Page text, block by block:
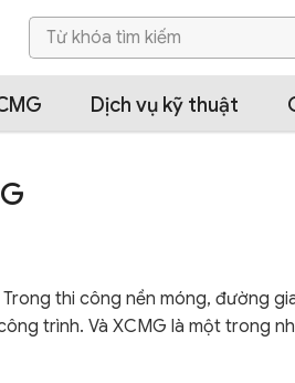
Dịch vụ kỹ thuật
thi công nền móng, đường
trình. Và XCMG là một trong